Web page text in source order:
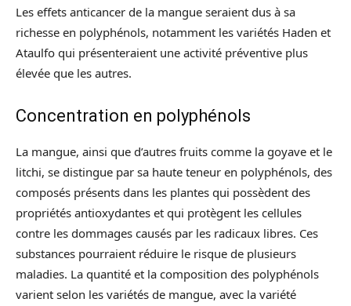
Les effets anticancer de la mangue seraient dus à sa
richesse en polyphénols, notamment les variétés Haden et
Ataulfo qui présenteraient une activité préventive plus
élevée que les autres.
Concentration en polyphénols
La mangue, ainsi que d’autres fruits comme la goyave et le
litchi, se distingue par sa haute teneur en polyphénols, des
composés présents dans les plantes qui possèdent des
propriétés antioxydantes et qui protègent les cellules
contre les dommages causés par les radicaux libres. Ces
substances pourraient réduire le risque de plusieurs
maladies. La quantité et la composition des polyphénols
varient selon les variétés de mangue, avec la variété